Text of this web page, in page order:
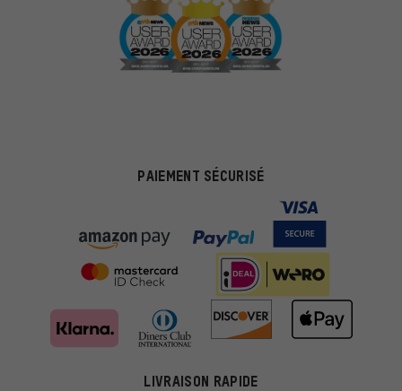
PAIEMENT SÉCURISÉ
LIVRAISON RAPIDE